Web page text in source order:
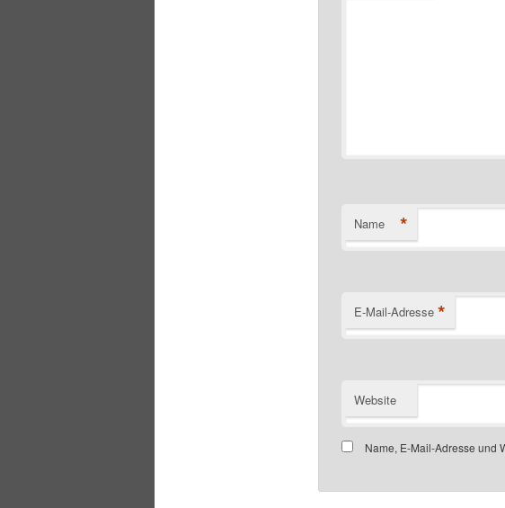
Name *
E-Mail-Adresse *
Website
Name, E-Mail-Adresse und